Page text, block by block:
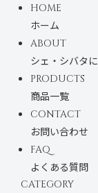
HOME
ホーム
ABOUT
シェ・シバタ
PRODUCTS
商品一覧
CONTACT
お問い合わせ
FAQ
よくある質問
CATEGORY